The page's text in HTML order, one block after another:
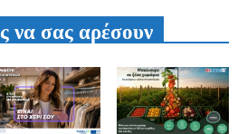
να σας αρέσουν